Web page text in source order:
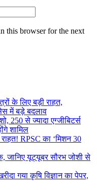
this browser for the next
के लिए बड़ी राहत,
में बड़े बदलाव
250 से ज्यादा एग्जीबिटर्स
शामिल
RPSC का ‘मिशन 30
जानिए यूट्यूबर सौरभ जोशी से
गया कृषि विज्ञान का पेपर,